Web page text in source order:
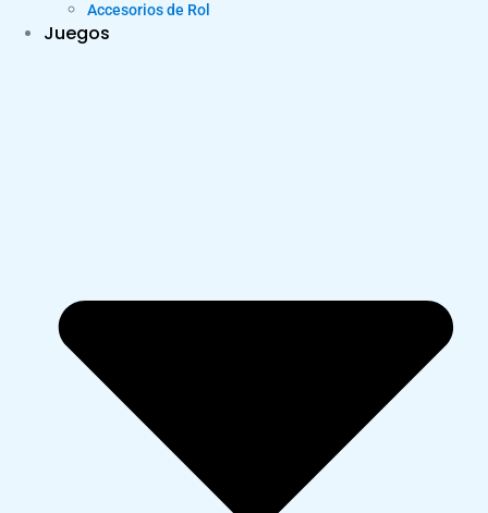
Accesorios de Rol
Juegos